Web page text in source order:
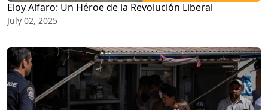
Eloy Alfaro: Un Héroe de la Revolución Liberal
July 02, 2025